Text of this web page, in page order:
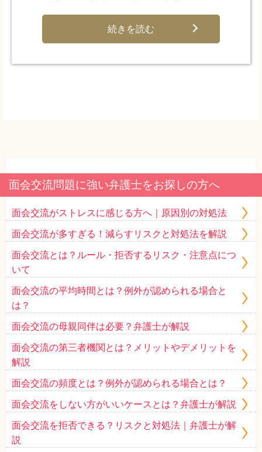
続きを読む
面会交流問題に強い弁護士をお探しの方へ
面会交流がストレスに感じる方へ｜原因別の対処法
面会交流が多すぎる！減らすリスクと対処法を解説
面会交流とは？ルール・拒否するリスク・注意点につ
いて
面会交流の平均時間とは？例外が認められる場合と
は？
面会交流の母親同伴は必要？弁護士が解説
面会交流の第三者機関とは？メリットやデメリットを
解説
面会交流の頻度とは？例外が認められる場合とは？
面会交流をしない方がいいケースとは？弁護士が解説
面会交流を拒否できる？リスクと対処法｜弁護士が解
説